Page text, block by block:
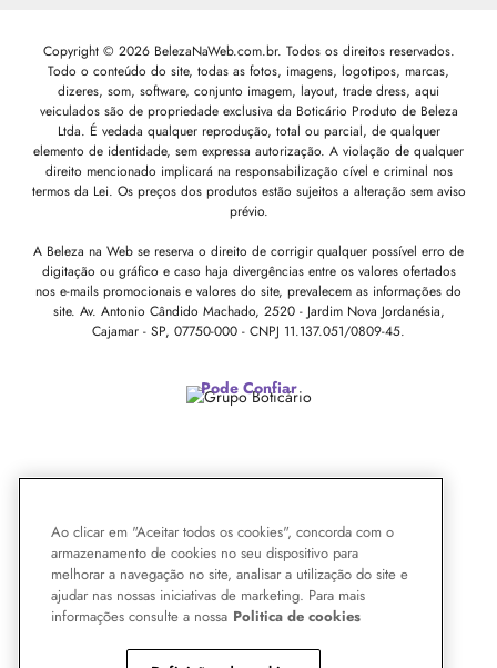
Copyright © 2026 BelezaNaWeb.com.br. Todos os direitos reservados.
Todo o conteúdo do site, todas as fotos, imagens, logotipos, marcas,
dizeres, som, software, conjunto imagem, layout, trade dress, aqui
veiculados são de propriedade exclusiva da Boticário Produto de Beleza
Ltda. É vedada qualquer reprodução, total ou parcial, de qualquer
elemento de identidade, sem expressa autorização. A violação de qualquer
direito mencionado implicará na responsabilização cível e criminal nos
termos da Lei. Os preços dos produtos estão sujeitos a alteração sem aviso
prévio.
A Beleza na Web se reserva o direito de corrigir qualquer possível erro de
digitação ou gráfico e caso haja divergências entre os valores ofertados
nos e-mails promocionais e valores do site, prevalecem as informações do
site. Av. Antonio Cândido Machado, 2520 - Jardim Nova Jordanésia,
Cajamar - SP, 07750-000 - CNPJ 11.137.051/0809-45.
Pode Confiar
Ao clicar em "Aceitar todos os cookies", concorda com o
armazenamento de cookies no seu dispositivo para
melhorar a navegação no site, analisar a utilização do site e
ajudar nas nossas iniciativas de marketing. Para mais
informações consulte a nossa Politica de cookies